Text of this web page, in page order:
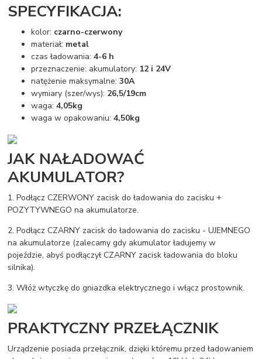
SPECYFIKACJA:
kolor: czarno-czerwony
materiał: metal
czas ładowania: 4-6 h
przeznaczenie: akumulatory: 12 i 24V
natężenie maksymalne:30A
wymiary (szer/wys): 26,5/19cm
waga:4,05kg
waga w opakowaniu: 4,50kg
JAK NAŁADOWAĆ
AKUMULATOR?
1. Podłącz CZERWONY zacisk do ładowania do zacisku +
POZYTYWNEGO na akumulatorze.
2. Podłącz CZARNY zacisk do ładowania do zacisku - UJEMNEGO
na akumulatorze (zalecamy gdy akumulator ładujemy w
pojeździe, abyś podłączył CZARNY zacisk ładowania do bloku
silnika).
3. Włóż wtyczkę do gniazdka elektrycznego i włącz prostownik.
PRAKTYCZNY PRZEŁĄCZNIK
Urządzenie posiada przełącznik, dzięki któremu przed ładowaniem